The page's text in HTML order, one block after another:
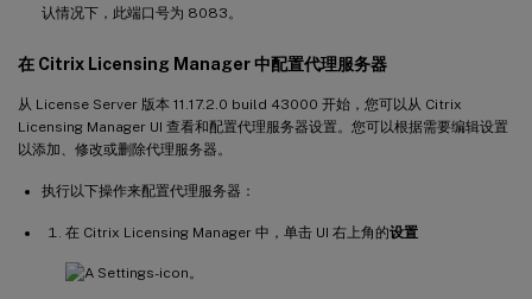
认情况下，此端口号为 8083。
在 Citrix Licensing Manager 中配置代理服务器
从 License Server 版本 11.17.2.0 build 43000 开始，您可以从 Citrix
Licensing Manager UI 查看和配置代理服务器设置。您可以根据需要编辑设置
以添加、修改或删除代理服务器。
执行以下操作来配置代理服务器：
在 Citrix Licensing Manager 中，单击 UI 右上角的设置
。